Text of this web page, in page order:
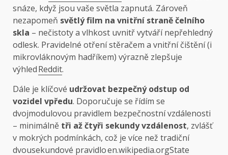
snáze, když jsou vaše světla zapnutá. Zároveň
nezapomeň světlý film na vnitřní straně čelního
skla – nečistoty a vlhkost uvnitř vytváří nepřehledný
odlesk. Pravidelné otření stěračem a vnitřní čištění (i
mikrovláknovým hadříkem) výrazně zlepšuje
výhledReddit.
Dále je klíčové udržovat bezpečný odstup od
vozidel vpředu. Doporučuje se řídím se
dvojmodulovou pravidlem bezpečnostní vzdálenosti
– minimálně tři až čtyři sekundy vzdálenost, zvlášť
v mokrých podmínkách, což je více než tradiční
dvousekundové pravidloen.wikipedia.orgState